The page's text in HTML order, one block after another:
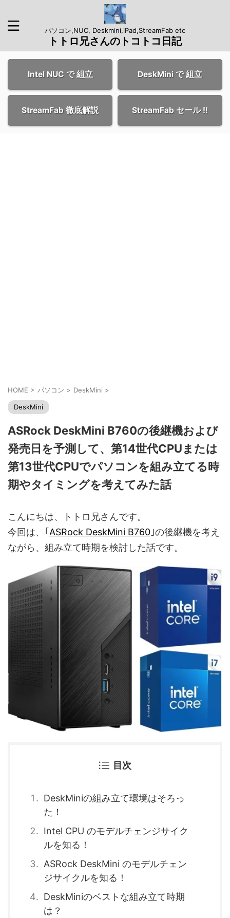
パソコン,NUC, Deskmini,iPad,StreamFab etc
トトロ兄さんのトコトコ日記
Intel NUC で 組立 DeskMini で 組立
StreamFab 徹底解説 StreamFab セール !!
HOME > パソコン > DeskMini >
DeskMini
ASRock DeskMini B760の後継機および
発売日を予測して、第14世代CPUまたは
第13世代CPUでパソコンを組み立てる時
期やタイミングを考えてみた話
こんにちは、トトロ兄さんです。
今回は、｢ ASRock DeskMini B760 ｣の後継機を考え
ながら、組み立て時期を検討した話です。
目次
DeskMiniの組み立て環境はそろっ
た！
Intel CPU のモデルチェンジサイク
ルを知る！
ASRock DeskMini のモデルチェン
ジサイクルを知る！
DeskMiniのベストな組み立て時期
は？